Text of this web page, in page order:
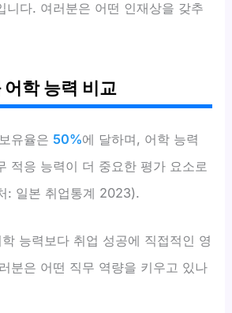
니다. 여러분은 어떤 인재상을 갖추
학 능력 비교
유율은 50%에 달하며, 어학 능력
적응 능력이 더 중요한 평가 요소로
: 일본 취업통계 2023).
능력보다 취업 성공에 직접적인 영
분은 어떤 직무 역량을 키우고 있나